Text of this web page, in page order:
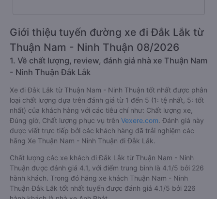
Giới thiệu tuyến đường xe đi Đắk Lắk từ
Thuận Nam - Ninh Thuận 08/2026
1. Về chất lượng, review, đánh giá nhà xe Thuận Nam
- Ninh Thuận Đắk Lắk
Xe đi Đắk Lắk từ Thuận Nam - Ninh Thuận tốt nhất được phân
loại chất lượng dựa trên đánh giá từ 1 đến 5 (1: tệ nhất, 5: tốt
nhất) của khách hàng với các tiêu chí như: Chất lượng xe,
Đúng giờ, Chất lượng phục vụ trên Vexere.com. Đánh giá này
được viết trực tiếp bởi các khách hàng đã trải nghiệm các
hãng Xe Thuận Nam - Ninh Thuận đi Đắk Lắk.
Chất lượng các xe khách đi Đắk Lắk từ Thuận Nam - Ninh
Thuận được đánh giá 4.1, với điểm trung bình là 4.1/5 bởi 226
hành khách. Trong đó hãng xe khách Thuận Nam - Ninh
Thuận Đắk Lắk tốt nhất tuyến được đánh giá 4.1/5 bởi 226